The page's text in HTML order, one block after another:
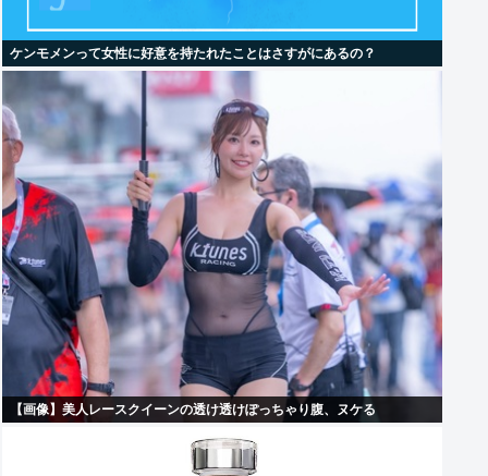
ケンモメンって女性に好意を持たれたことはさすがにあるの？
【画像】美人レースクイーンの透け透けぽっちゃり腹、ヌケる